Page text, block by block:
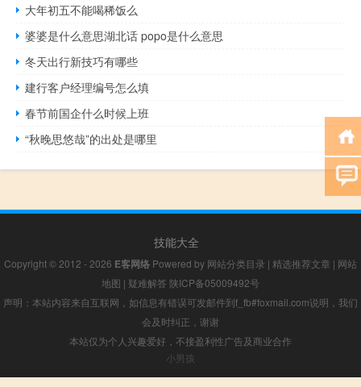
大年初五不能喝稀饭么
婆婆是什么意思湖北话 popo是什么意思
冬天出行新技巧有哪些
建行客户经理编号怎么填
春节前国企什么时候上班
“秋晚思悠哉”的出处是哪里
技能大全
Copyright © 2012 - 2026 E客网络 Powered by 网站分类目录 | 精选推荐文章 | 网站
地图 | 疑难解答 陕ICP备05009492号
声明：本站内容来自互联网，如信息有错误可发邮件到f_fb#foxmail.com说明，我们
会及时纠正，谢谢
本站仅为个人兴趣爱好，不接盈利性广告及商业合作
小男孩